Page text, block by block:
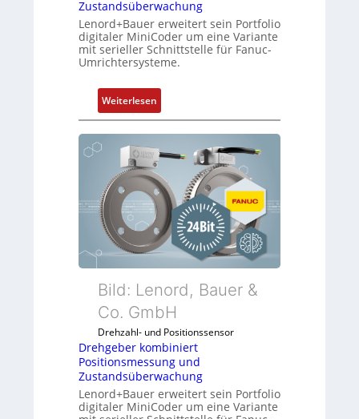
Zustandsüberwachung
Lenord+Bauer erweitert sein Portfolio
digitaler MiniCoder um eine Variante
mit serieller Schnittstelle für Fanuc-
Umrichtersysteme.
Weiterlesen
D
r
e
h
g
b
e
r
k
o
b
i
n
i
r
Bild: Lenord, Bauer &
Co. GmbH
Drehzahl- und Positionssensor
Drehgeber kombiniert
Positionsmessung und
Zustandsüberwachung
Lenord+Bauer erweitert sein Portfolio
digitaler MiniCoder um eine Variante